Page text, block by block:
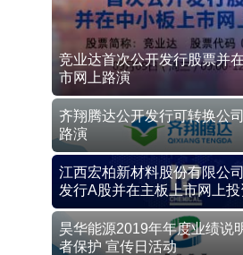
竞业达首次公开发行股票并
市网上路演
齐翔腾达公开发行可转换公
路演
江西宏柏新材料股份有限公
发行A股并在主板上市网上
昊华能源2019年年度业绩说
者保护 宣传日活动